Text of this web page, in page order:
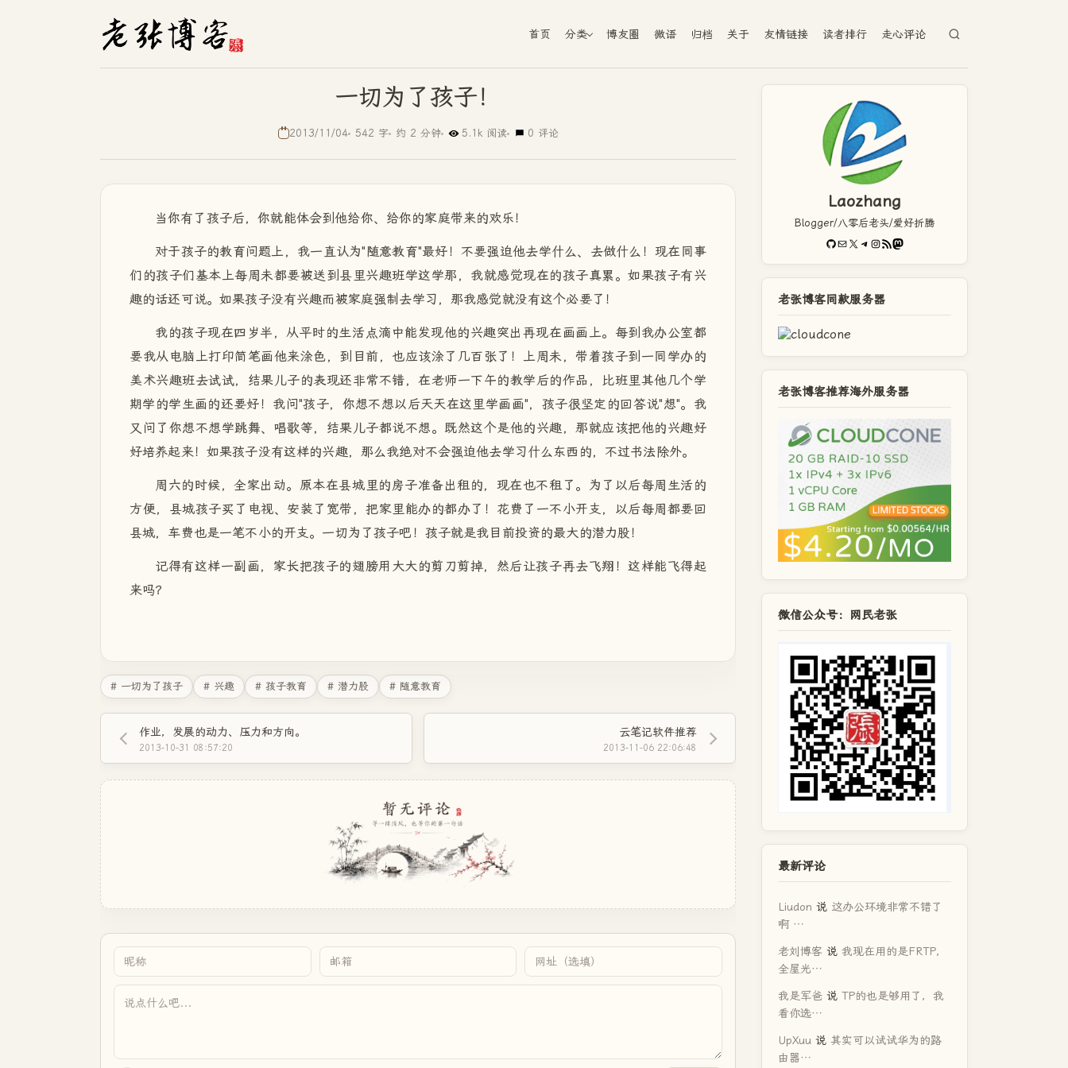
首页 分类 博友圈 微语 归档 关于 友情链接 读者排行 走心评论
一切为了孩子！
2013/11/04 542 字 约 2 分钟 5.1k 阅读 0 评论
当你有了孩子后，你就能体会到他给你、给你的家庭带来的欢乐！
对于孩子的教育问题上，我一直认为"随意教育"最好！不要强迫他去学什么、去做什么！现在同事
们的孩子们基本上每周未都要被送到县里兴趣班学这学那，我就感觉现在的孩子真累。如果孩子有兴
趣的话还可说。如果孩子没有兴趣而被家庭强制去学习，那我感觉就没有这个必要了！
我的孩子现在四岁半，从平时的生活点滴中能发现他的兴趣突出再现在画画上。每到我办公室都
要我从电脑上打印简笔画他来涂色，到目前，也应该涂了几百张了！上周未，带着孩子到一同学办的
美术兴趣班去试试，结果儿子的表现还非常不错，在老师一下午的教学后的作品，比班里其他几个学
期学的学生画的还要好！我问"孩子，你想不想以后天天在这里学画画"，孩子很坚定的回答说"想"。我
又问了你想不想学跳舞、唱歌等，结果儿子都说不想。既然这个是他的兴趣，那就应该把他的兴趣好
好培养起来！如果孩子没有这样的兴趣，那么我绝对不会强迫他去学习什么东西的，不过书法除外。
周六的时候，全家出动。原本在县城里的房子准备出租的，现在也不租了。为了以后每周生活的
方便，县城孩子买了电视、安装了宽带，把家里能办的都办了！花费了一不小开支，以后每周都要回
县城，车费也是一笔不小的开支。一切为了孩子吧！孩子就是我目前投资的最大的潜力股！
记得有这样一副画，家长把孩子的翅膀用大大的剪刀剪掉，然后让孩子再去飞翔！这样能飞得起
来吗？
# 一切为了孩子 # 兴趣 # 孩子教育 # 潜力股 # 随意教育
作业，发展的动力、压力和方向。
2013-10-31 08:57:20
云笔记软件推荐
2013-11-06 22:06:48
Laozhang
Blogger/八零后老头/爱好折腾
GitHub
电子邮件X Telegram
Instagram
RSS FeedMastodon
老张博客同款服务器
老张博客推荐海外服务器
微信公众号：网民老张
最新评论
Liudon 说 这办公环境非常不错了
啊 …
老刘博客 说 我现在用的是FRTP，
全屋光…
我是军爸 说 TP的也是够用了，我
看你选…
UpXuu 说 其实可以试试华为的路
由器…